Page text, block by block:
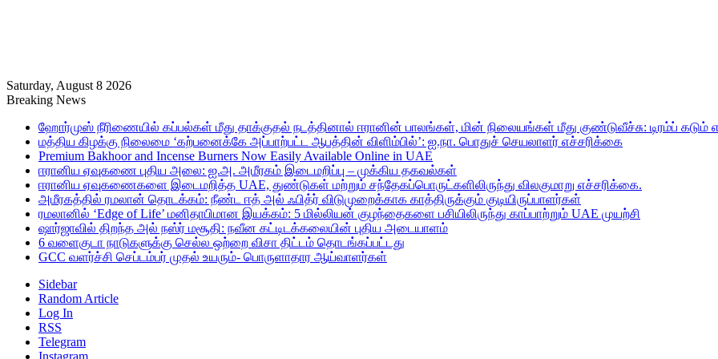
Saturday, August 8 2026
Breaking News
ஹோர்முஸ் நீரிணையில் கப்பல்கள் மீது தாக்குதல் நடத்தினால் ஈரானின் பாலங்கள், மின் நிலையங்கள் மீது குண்டுவீச்சு: டிரம்ப் கடும்
மத்திய கிழக்கு நிலைமை ‘கற்பனைக்கே அப்பாற்பட்ட ஆபத்தின் விளிம்பில்’: ஐ.நா. பொதுச் செயலாளர் எச்சரிக்கை
Premium Bakhoor and Incense Burners Now Easily Available Online in UAE
ஈரானிய ஏவுகணை புதிய அலை: ஐ.அ. அமீரகம் இடைமறிப்பு – முக்கிய தகவல்கள்
ஈரானிய ஏவுகணைகளை இடைமறித்த UAE, துண்டுகள் மற்றும் சந்தேகப்பொருட்களிலிருந்து விலகுமாறு எச்சரிக்கை.
அமீரகத்தில் ரமலான் தொடக்கம்: நீண்ட ஈத் அல் ஃபித்ர் விடுமுறைக்காக காத்திருக்கும் குடியிருப்பாளர்கள்
ரமலானில் ‘Edge of Life’ மனிதாபிமான இயக்கம்: 5 மில்லியன் குழந்தைகளை பசியிலிருந்து காப்பாற்றும் UAE முயற்சி
ஷார்ஜாவில் திறந்த அல் நஸ்ர் மசூதி: நவீன கட்டிடக்கலையின் புதிய அடையாளம்
6 வளைகுடா நாடுகளுக்கு செல்ல ஒற்றை விசா திட்டம் தொடங்கப்பட்டது
GCC வளர்ச்சி செப்டம்பர் முதல் உயரும்- பொருளாதார ஆய்வாளர்கள்
Sidebar
Random Article
Log In
RSS
Telegram
Instagram